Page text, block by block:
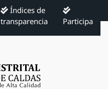
Índices de
transparencia
Participa